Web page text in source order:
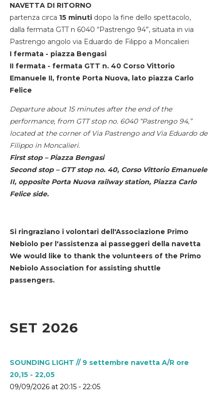
NAVETTA DI RITORNO
partenza circa 15 minuti dopo la fine dello spettacolo,
dalla fermata GTT n 6040 “Pastrengo 94”, situata in via
Pastrengo angolo via Eduardo de Filippo a Moncalieri
I fermata - piazza Bengasi
II fermata - fermata GTT n. 40 Corso Vittorio
Emanuele II, fronte Porta Nuova, lato piazza Carlo
Felice
Departure about 15 minutes after the end of the
performance, from GTT stop no. 6040 “Pastrengo 94,”
located at the corner of Via Pastrengo and Via Eduardo de
Filippo in Moncalieri.
First stop – Piazza Bengasi
Second stop – GTT stop no. 40, Corso Vittorio Emanuele
II, opposite Porta Nuova railway station, Piazza Carlo
Felice side.
Si ringraziano i volontari dell'Associazione Primo
Nebiolo per l'assistenza ai passeggeri della navetta
We would like to thank the volunteers of the Primo
Nebiolo Association for assisting shuttle
passengers.
SET 2026
SOUNDING LIGHT // 9 settembre navetta A/R ore
20,15 - 22,05
09/09/2026 at 20:15 - 22:05